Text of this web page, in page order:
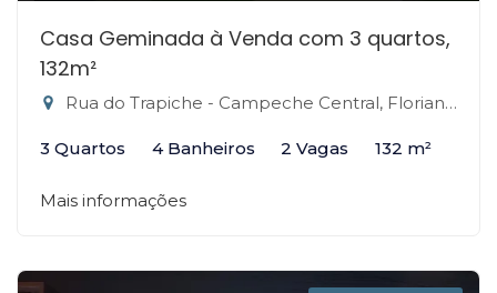
Casa Geminada à Venda com 3 quartos,
132m²
Rua do Trapiche - Campeche Central, Florianópolis-SC
3 Quartos 4 Banheiros 2 Vagas 132 m²
Mais informações